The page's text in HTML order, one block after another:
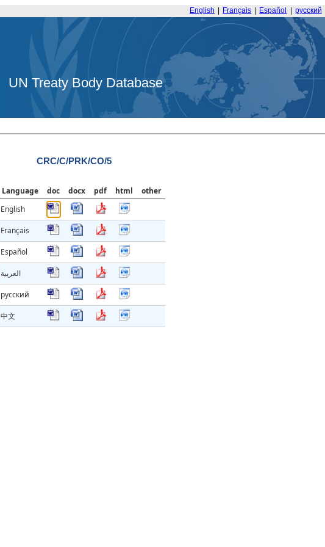
English Français Español русский
UN Treaty Body Database
CRC/C/PRK/CO/5
Language doc docx pdf html
other
English
Français
Español
العربية
русский
中文